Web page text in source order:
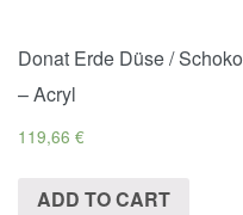
Donat Erde Düse / Schoko
– Acryl
119,66 €
ADD TO CART